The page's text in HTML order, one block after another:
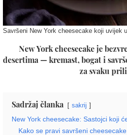
Savršeni New York cheesecake koji uvijek
New York cheesecake je
desertima — kremast, bogat i
za svaku
Sadržaj članka sakrij
New York cheesecake: Sastojci koji
Kako se pravi savršeni cheesecake